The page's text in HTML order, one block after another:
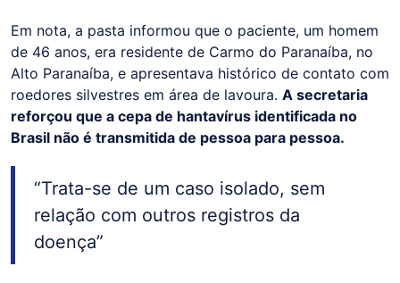
Em nota, a pasta informou que o paciente, um homem
de 46 anos, era residente de Carmo do Paranaíba, no
Alto Paranaíba, e apresentava histórico de contato com
roedores silvestres em área de lavoura. A secretaria
reforçou que a cepa de hantavírus identificada no
Brasil não é transmitida de pessoa para pessoa.
“Trata-se de um caso isolado, sem
relação com outros registros da
doença”